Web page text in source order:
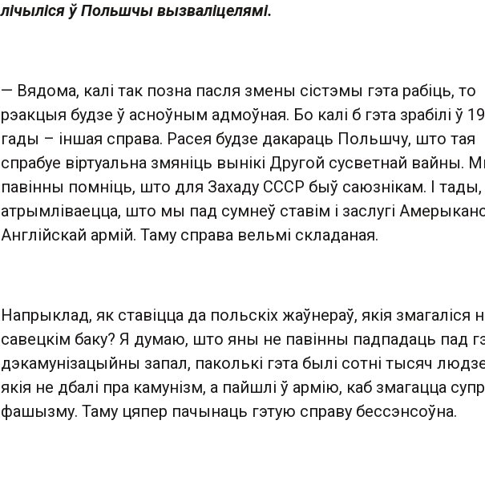
лічыліся ў Польшчы вызваліцелямі.
— Вядома, калі так позна пасля змены сістэмы гэта рабіць, то
рэакцыя будзе ў асноўным адмоўная. Бо калі б гэта зрабілі ў
гады – іншая справа. Расея будзе дакараць Польшчу, што тая
спрабуе віртуальна змяніць вынікі Другой сусветнай вайны.
павінны помніць, што для Захаду СССР быў саюзнікам. І тады,
атрымліваецца, што мы пад сумнеў ставім і заслугі
Англійскай армій. Таму справа вельмі складаная.
Напрыклад, як ставіцца да польскіх жаўнераў, якія змагаліся
савецкім баку? Я думаю, што яны не павінны падпадаць пад
дэкамунізацыйны запал, паколькі гэта былі сотні тысяч
якія не дбалі пра камунізм, а пайшлі ў армію, каб змагацца
фашызму. Таму цяпер пачынаць гэтую справу бессэнсоўна.